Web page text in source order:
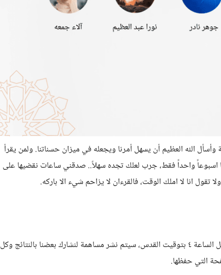
الله العظيم أن يسهل أمرنا ويجعله في ميزان حسناتنا. ولمن يقرأ
واحداً فقط، جرب لعلك تجده سهلاً.. صدقني ساعات نقضيها على
كل سبت مساءاً قبل الساعة ٤ بتوقيت القدس، سيتم نشر مساهمة لنشارك بعضنا بالنتائج وكل
التي حفظها.